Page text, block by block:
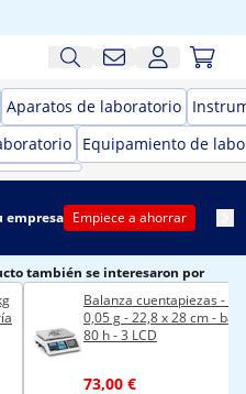
Aparatos de laboratorio
Equipamiento de
empresa Empiece a ahorrar
también se interesaron por
Balanza cuentapiezas - 3
0,05 g - 22,8 x 28 cm -
80 h - 3 LCD
73,00 €